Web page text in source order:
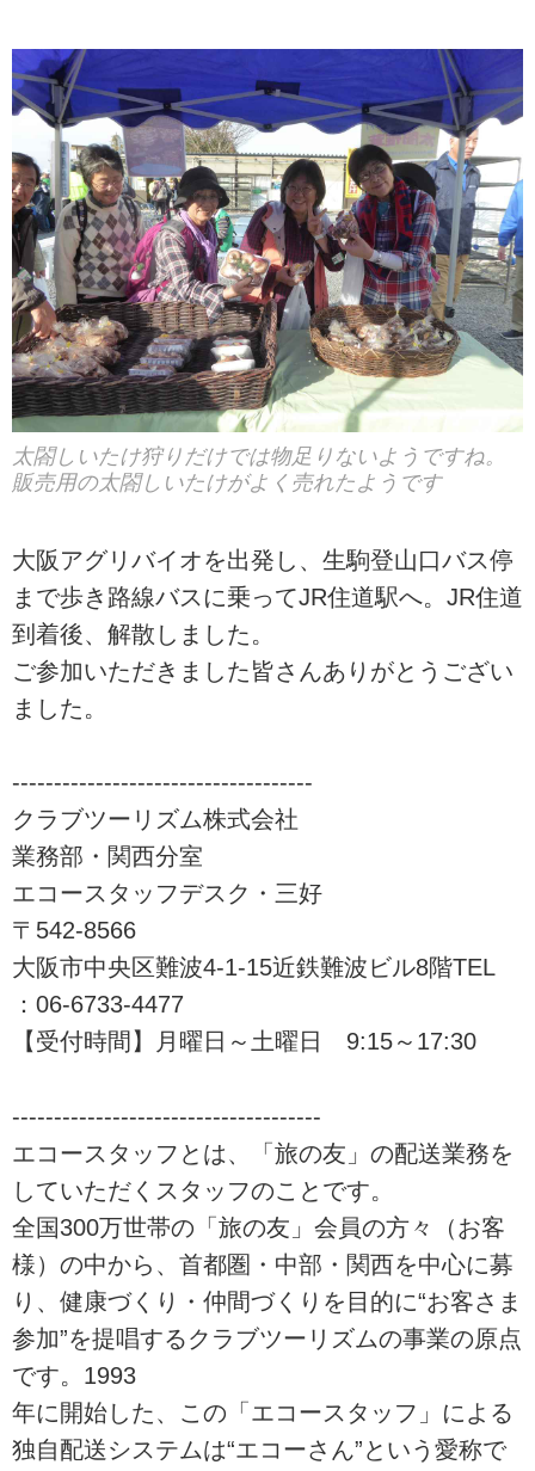
太閤しいたけ狩りだけでは物足りないようですね。
販売用の太閤しいたけがよく売れたようです
大阪アグリバイオを出発し、生駒登山口バス停
まで歩き路線バスに乗ってJR住道駅へ。JR住道
到着後、解散しました。
ご参加いただきました皆さんありがとうござい
ました。
------------------------------------
クラブツーリズム株式会社
業務部・関西分室
エコースタッフデスク・三好
〒542-8566
大阪市中央区難波4-1-15近鉄難波ビル8階TEL
：06-6733-4477
【受付時間】月曜日～土曜日 9:15～17:30
-------------------------------------
エコースタッフとは、「旅の友」の配送業務を
していただくスタッフのことです。
全国300万世帯の「旅の友」会員の方々（お客
様）の中から、首都圏・中部・関西を中心に募
り、健康づくり・仲間づくりを目的に“お客さま
参加”を提唱するクラブツーリズムの事業の原点
です。1993
年に開始した、この「エコースタッフ」による
独自配送システムは“エコーさん”という愛称で